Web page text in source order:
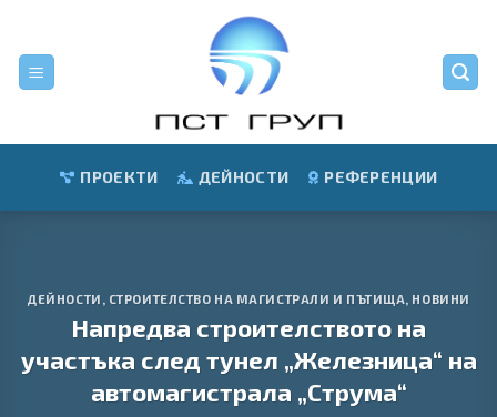
content
ПРОЕКТИ ДЕЙНОСТИ РЕФЕРЕНЦИИ
ДЕЙНОСТИ , СТРОИТЕЛСТВО НА МАГИСТРАЛИ И ПЪТИЩА, НОВИНИ
Напредва строителството на
участъка след тунел „Железница“ на
автомагистрала „Струма“